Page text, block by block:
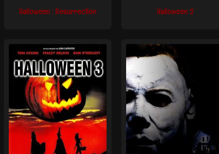
Halloween : Resurrection Halloween 2